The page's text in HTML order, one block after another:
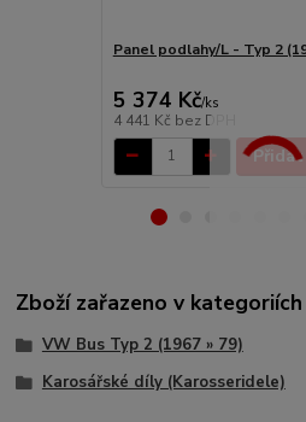
Panel podlahy/L - Typ 2
5 374 Kč/ks
4 441 Kč bez DPH
Zboží zařazeno v kategoriích
VW Bus Typ 2 (1967 » 79)
Karosářské díly (Karosseridele)